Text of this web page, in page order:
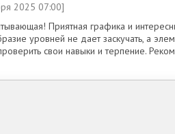
2025 07:00]
Приятная графика и
уровней не дает заскучать, а
свои навыки и терпение.